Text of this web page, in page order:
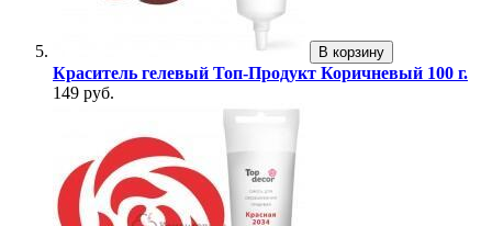
В корзину
Краситель гелевый Топ-Продукт Коричневый 100 г.
149 руб.